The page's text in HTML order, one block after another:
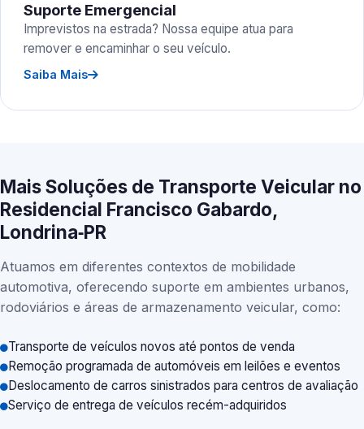
Suporte Emergencial
Imprevistos na estrada? Nossa equipe atua para
remover e encaminhar o seu veículo.
Saiba Mais
Mais Soluções de Transporte Veicular no
Residencial Francisco Gabardo,
Londrina‑PR
Atuamos em diferentes contextos de mobilidade
automotiva, oferecendo suporte em ambientes urbanos,
rodoviários e áreas de armazenamento veicular, como:
Transporte de veículos novos até pontos de venda
Remoção programada de automóveis em leilões e eventos
Deslocamento de carros sinistrados para centros de avaliação
Serviço de entrega de veículos recém-adquiridos